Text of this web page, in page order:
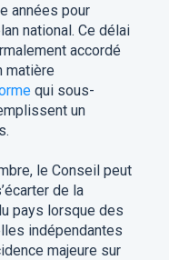
années pour
national. Ce délai
accordé
matière
qui sous-
un
le Conseil peut
de la
pays lorsque des
indépendantes
majeure sur